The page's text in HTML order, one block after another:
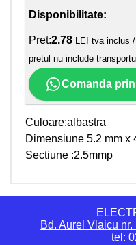
Disponibilitate:
Pret:2.78 LEI tva inclus
pretul nu include
Comanda
Culoare:albastra
Dimensiune 5.2 mm x
Sectiune :2.5mmp
Bd. Aurel Vlaicu
tel: